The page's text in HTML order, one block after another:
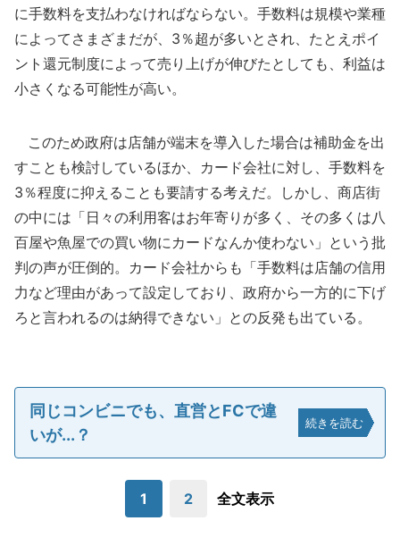
に手数料を支払わなければならない。手数料は規模や業種
によってさまざまだが、3％超が多いとされ、たとえポイ
ント還元制度によって売り上げが伸びたとしても、利益は
小さくなる可能性が高い。
このため政府は店舗が端末を導入した場合は補助金を出
すことも検討しているほか、カード会社に対し、手数料を
3％程度に抑えることも要請する考えだ。しかし、商店街
の中には「日々の利用客はお年寄りが多く、その多くは八
百屋や魚屋での買い物にカードなんか使わない」という批
判の声が圧倒的。カード会社からも「手数料は店舗の信用
力など理由があって設定しており、政府から一方的に下げ
ろと言われるのは納得できない」との反発も出ている。
同じコンビニでも、直営とFCで違
いが...？
続きを読む
1 2 全文表示